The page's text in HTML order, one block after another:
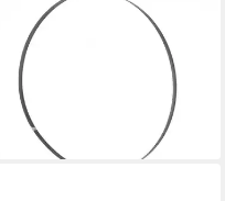
Bandsägeblatt Holzmann
Maschinen BSB300B12
Bandsägeblatt 2240 x 12 x
0.4 1 St. Pas
28,27 €
lieferbar - in 2-3 Werktagen bei dir